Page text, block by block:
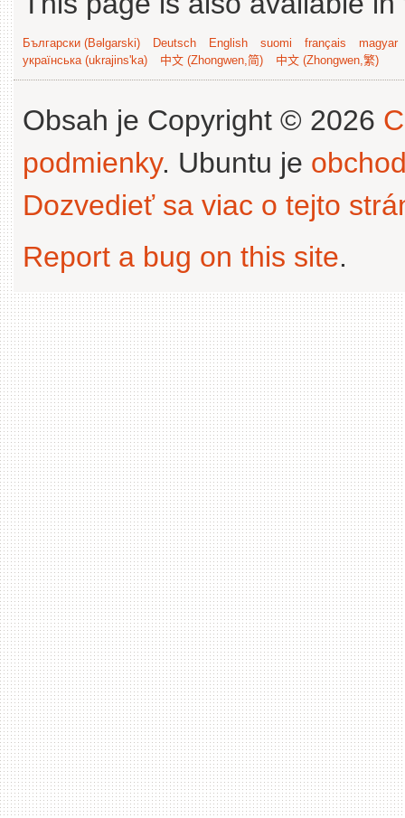
Български (Bəlgarski) Deutsch English suomi français
magyar
українська (ukrajins'ka)
中文 (Zhongwen,简) 中文 (Zhongwen,繁)
Obsah je Copyright © 2026
podmienky. Ubuntu je
Dozvedieť sa viac o tejto
Report a bug on this site.